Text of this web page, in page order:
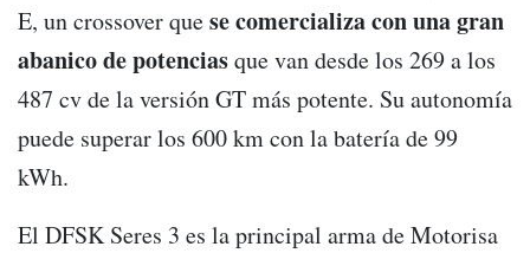
E, un crossover quese comercializa con una gran
abanico de potenciasque van desde los 269 a los
487 cv de la versión GT más potente. Su autonomía
puede superar los 600 km con la batería de 99
kWh.
El DFSK Seres 3 es la principal arma de Motorisa